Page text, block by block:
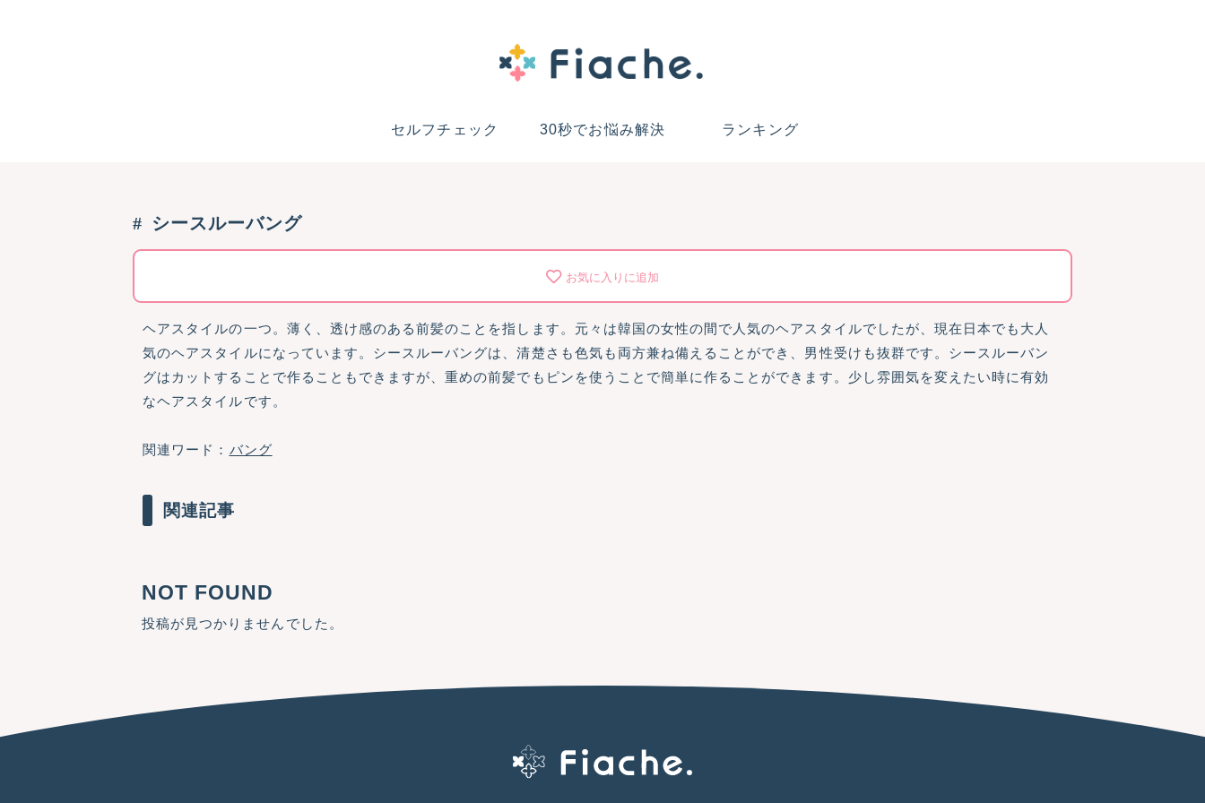
セルフチェック 30秒でお悩み解決 ランキング
シースルーバング
お気に入りに追加
ヘアスタイルの一つ。薄く、透け感のある前髪のことを指します。元々は韓国の女性の間で人気のヘアスタイルでしたが、現在日本でも大人
気のヘアスタイルになっています。シースルーバングは、清楚さも色気も両方兼ね備えることができ、男性受けも抜群です。シースルーバン
グはカットすることで作ることもできますが、重めの前髪でもピンを使うことで簡単に作ることができます。少し雰囲気を変えたい時に有効
なヘアスタイルです。
関連ワード： バング
関連記事
NOT FOUND
投稿が見つかりませんでした。